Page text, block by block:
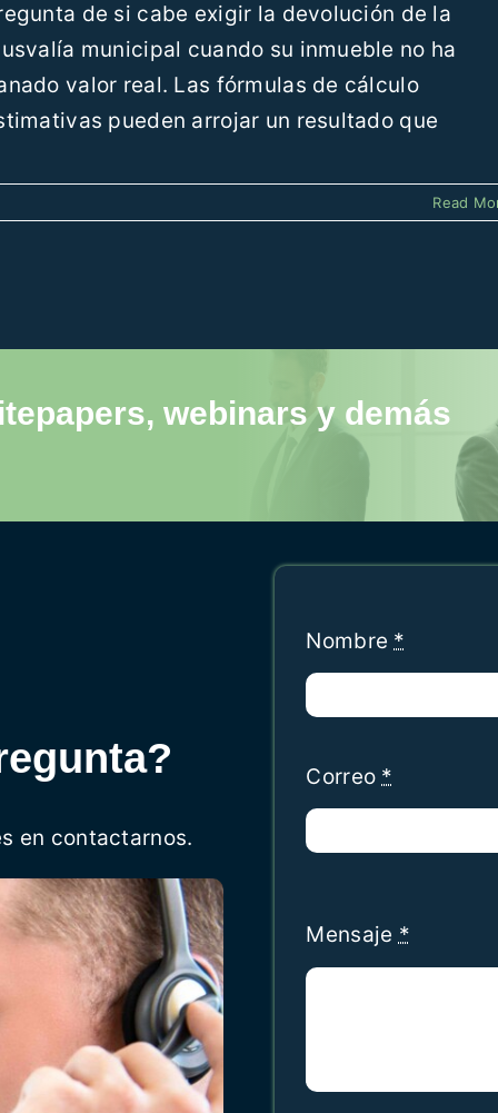
de si cabe exigir la devolución de la
municipal cuando su inmueble no ha
valor real. Las fórmulas de cálculo
pueden arrojar un resultado que
Read
webinars y demás
en contactarnos.
Nombre *
Correo *
Mensaje *